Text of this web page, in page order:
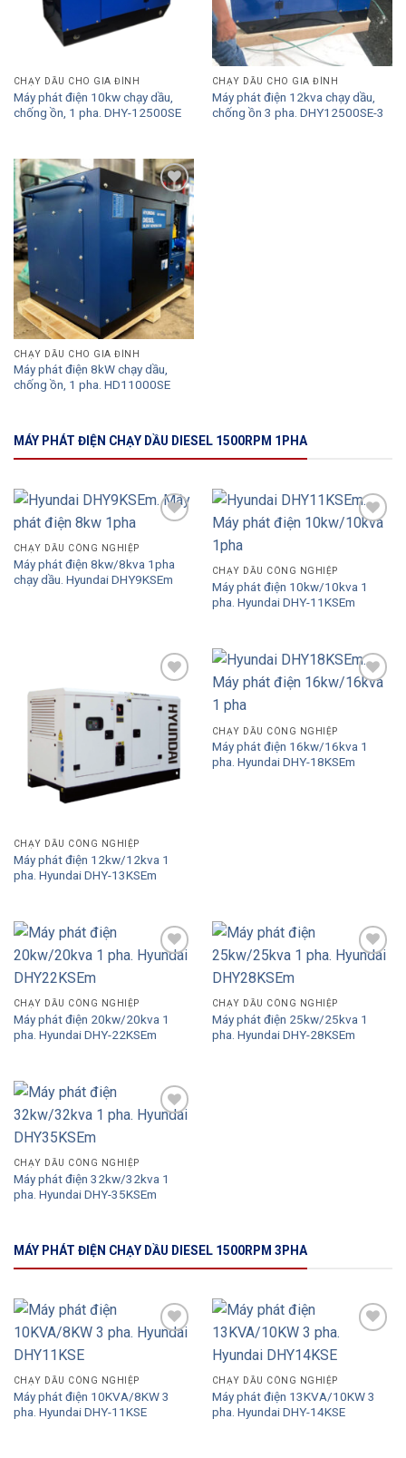
CHẠY DẦU CHO GIA ĐÌNH
Máy phát điện 10kw chạy dầu,
chống ồn, 1 pha. DHY-12500SE
CHẠY DẦU CHO GIA ĐÌNH
Máy phát điện 12kva chạy dầu,
chống ồn 3 pha. DHY12500SE-3
Add to
Wishlist
CHẠY DẦU CHO GIA ĐÌNH
Máy phát điện 8kW chạy dầu,
chống ồn, 1 pha. HD11000SE
MÁY PHÁT ĐIỆN CHẠY DẦU DIESEL 1500RPM 1PHA
CHẠY DẦU CÔNG NGHIỆP
Máy phát điện 8kw/8kva 1pha
chạy dầu. Hyundai DHY9KSEm
CHẠY DẦU CÔNG NGHIỆP
Máy phát điện 10kw/10kva 1
pha. Hyundai DHY-11KSEm
Add to
Wishlist
CHẠY DẦU CÔNG NGHIỆP
Máy phát điện 12kw/12kva 1
pha. Hyundai DHY-13KSEm
CHẠY DẦU CÔNG NGHIỆP
Máy phát điện 16kw/16kva 1
pha. Hyundai DHY-18KSEm
CHẠY DẦU CÔNG NGHIỆP
Máy phát điện 20kw/20kva 1
pha. Hyundai DHY-22KSEm
CHẠY DẦU CÔNG NGHIỆP
Máy phát điện 25kw/25kva 1
pha. Hyundai DHY-28KSEm
CHẠY DẦU CÔNG NGHIỆP
Máy phát điện 32kw/32kva 1
pha. Hyundai DHY-35KSEm
MÁY PHÁT ĐIỆN CHẠY DẦU DIESEL 1500RPM 3PHA
CHẠY DẦU CÔNG NGHIỆP
Máy phát điện 10KVA/8KW 3
pha. Hyundai DHY-11KSE
CHẠY DẦU CÔNG NGHIỆP
Máy phát điện 13KVA/10KW 3
pha. Hyundai DHY-14KSE